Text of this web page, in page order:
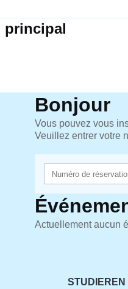
principal
Bonjour
Vous pouvez vous
Veuillez entrer votre
Actuellement aucun